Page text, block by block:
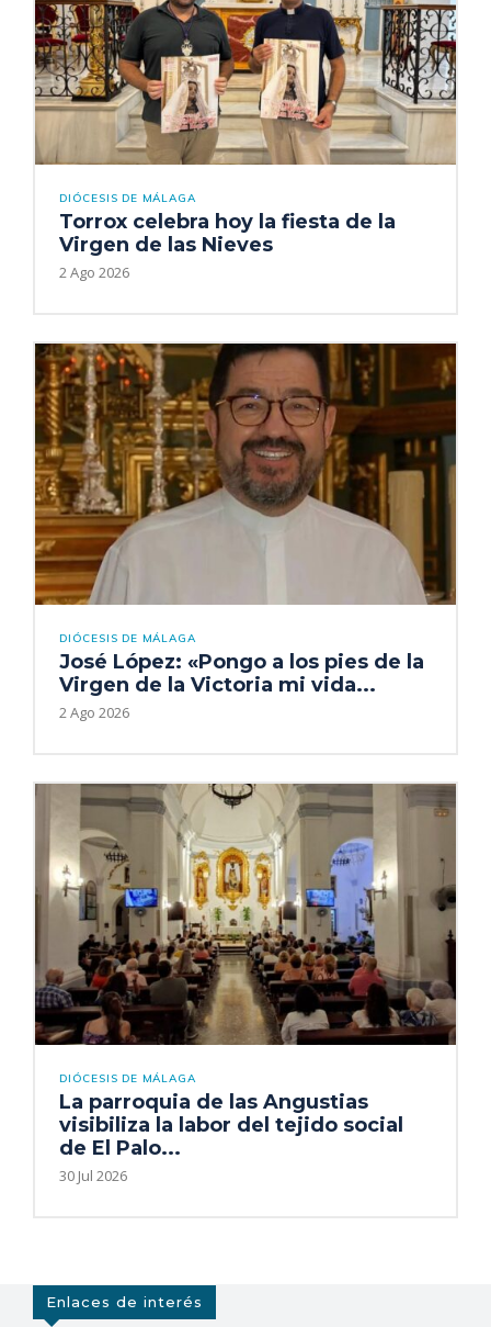
DIÓCESIS DE MÁLAGA
Torrox celebra hoy la fiesta de la
Virgen de las Nieves
2 Ago 2026
DIÓCESIS DE MÁLAGA
José López: «Pongo a los pies de la
Virgen de la Victoria mi vida...
2 Ago 2026
DIÓCESIS DE MÁLAGA
La parroquia de las Angustias
visibiliza la labor del tejido social
de El Palo...
30 Jul 2026
Enlaces de interés